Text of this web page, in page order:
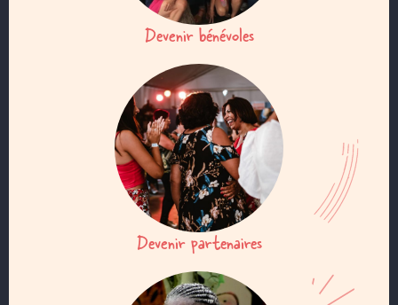
Devenir bénévoles
Devenir partenaires